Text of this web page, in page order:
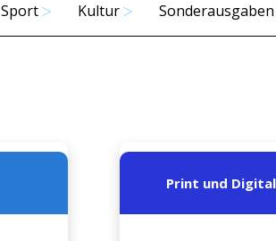
Sport Kultur Sonderausgaben